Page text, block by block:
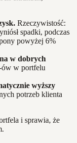
Rzeczywistość:
spadki, podczas
powyżej 6%
w dobrych
ów w portfelu
wyższy
potrzeb klienta
i sprawia, że